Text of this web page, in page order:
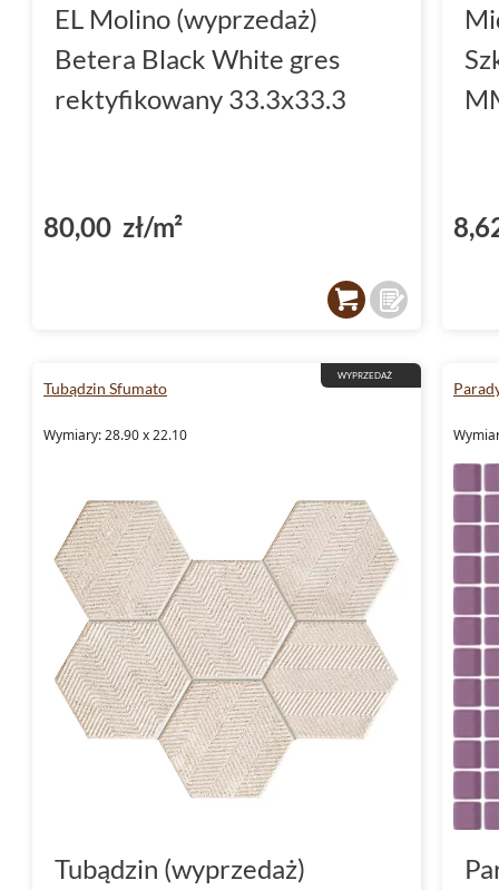
EL Molino (wyprzedaż)
Betera Black White gres
rektyfikowany 33.3x33.3
80,00 zł/m²
WYPRZEDAŻ
Tubądzin Sfumato
Wymiary: 28.90 x 22.10
Tubądzin (wyprzedaż)